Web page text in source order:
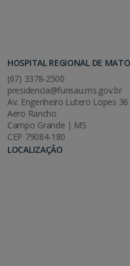
HOSPITAL REGIONAL DE
(67) 3378-2500
presidencia@funsau.ms.gov.br
Av. Engenheiro Lutero Lopes 36
Aero Rancho
Campo Grande | MS
CEP 79084-180
LOCALIZAÇÃO